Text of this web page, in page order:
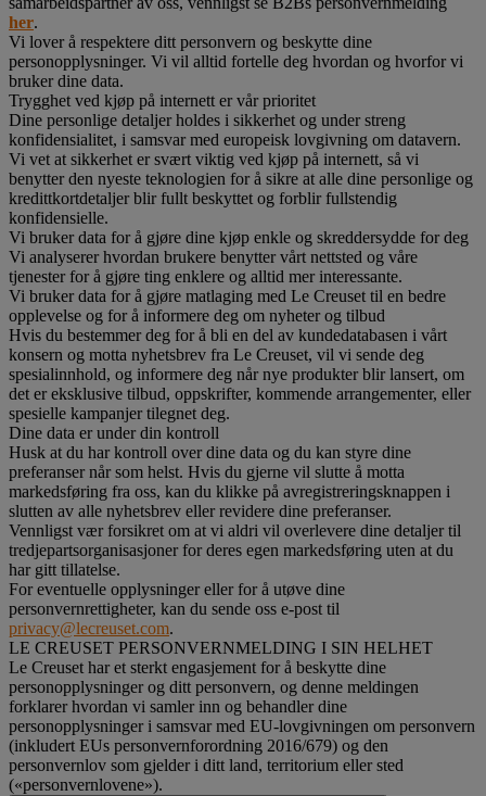
her.
Vi lover å respektere ditt personvern og beskytte dine
personopplysninger. Vi vil alltid fortelle deg hvordan og hvorfor vi
bruker dine data.
Trygghet ved kjøp på internett er vår prioritet
Dine personlige detaljer holdes i sikkerhet og under streng
konfidensialitet, i samsvar med europeisk lovgivning om datavern.
Vi vet at sikkerhet er svært viktig ved kjøp på internett, så vi
benytter den nyeste teknologien for å sikre at alle dine personlige og
kredittkortdetaljer blir fullt beskyttet og forblir fullstendig
konfidensielle.
Vi bruker data for å gjøre dine kjøp enkle og skreddersydde for deg
Vi analyserer hvordan brukere benytter vårt nettsted og våre
tjenester for å gjøre ting enklere og alltid mer interessante.
Vi bruker data for å gjøre matlaging med Le Creuset til en bedre
opplevelse og for å informere deg om nyheter og tilbud
Hvis du bestemmer deg for å bli en del av kundedatabasen i vårt
konsern og motta nyhetsbrev fra Le Creuset, vil vi sende deg
spesialinnhold, og informere deg når nye produkter blir lansert, om
det er eksklusive tilbud, oppskrifter, kommende arrangementer, eller
spesielle kampanjer tilegnet deg.
Dine data er under din kontroll
Husk at du har kontroll over dine data og du kan styre dine
preferanser når som helst. Hvis du gjerne vil slutte å motta
markedsføring fra oss, kan du klikke på avregistreringsknappen i
slutten av alle nyhetsbrev eller revidere dine preferanser.
Vennligst vær forsikret om at vi aldri vil overlevere dine detaljer til
tredjepartsorganisasjoner for deres egen markedsføring uten at du
har gitt tillatelse.
For eventuelle opplysninger eller for å utøve dine
personvernrettigheter, kan du sende oss e-post til
privacy@lecreuset.com.
LE CREUSET PERSONVERNMELDING I SIN HELHET
Le Creuset har et sterkt engasjement for å beskytte dine
personopplysninger og ditt personvern, og denne meldingen
forklarer hvordan vi samler inn og behandler dine
personopplysninger i samsvar med EU-lovgivningen om personvern
(inkludert EUs personvernforordning 2016/679) og den
personvernlov som gjelder i ditt land, territorium eller sted
(«personvernlovene»).